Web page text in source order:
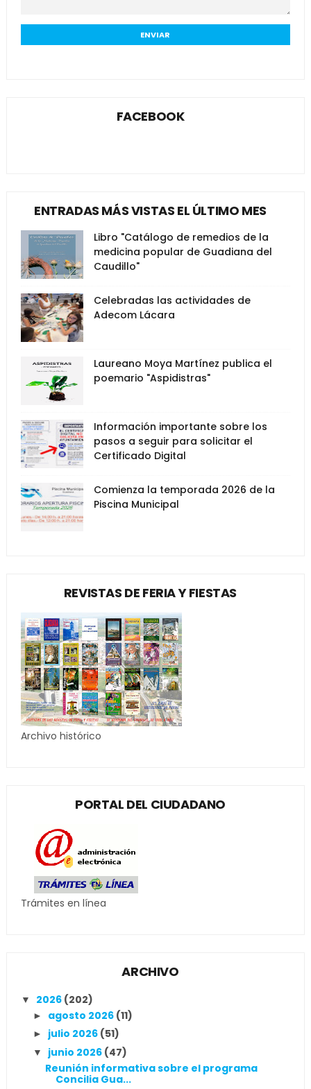
FACEBOOK
ENTRADAS MÁS VISTAS EL ÚLTIMO MES
Libro "Catálogo de remedios de la
medicina popular de Guadiana del
Caudillo"
Celebradas las actividades de
Adecom Lácara
Laureano Moya Martínez publica el
poemario "Aspidistras"
Información importante sobre los
pasos a seguir para solicitar el
Certificado Digital
Comienza la temporada 2026 de la
Piscina Municipal
REVISTAS DE FERIA Y FIESTAS
Archivo histórico
PORTAL DEL CIUDADANO
Trámites en línea
ARCHIVO
▼ 2026 (202)
► agosto 2026 (11)
► julio 2026 (51)
▼ junio 2026 (47)
Reunión informativa sobre el programa
Concilia Gua...